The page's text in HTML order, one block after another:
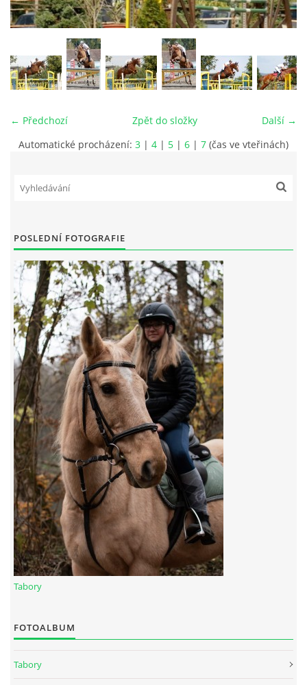
VIDEA
ODKAZY
CENÍK SLUŽEB
PŘISPĚVEK ČUS KARVINA -PODPORA SPORTU V
NÁHRADNÍ TERMÍN BRIGÁDY PRO TY KTEŘÍ SE
NEDOSTAVILI NA PODZIMNÍ BRIGÁDU
ČLENOVÉ RYCHVALDU 2023
7:4 (VELKÝ PÁTEK) KROUŽEK NEBUDE
JARNÍ BRIGÁDA 20.5.2023
DNE 17.11.2023 KROUŽEK JEZDECTVÍ NENÍ
DĚKUJEME MĚSTU RYCHVALD ZA DOTACI V ROCE 2023
NABÍZÍME BRIGÁDU U NÁS VE STÁJI. PRO BLIŽŠÍ INFO
VOLEJTE 604265192
DĚKUJEME ZA PODPORU ČESKÉ UNIÍ SPORTU
← Předchozí Další →
Zpět do složky
Automatické procházení: 3 | 4 | 5 | 6 | 7 (čas ve vteřinách)
POSLEDNÍ FOTOGRAFIE
Tabory
FOTOALBUM
Tabory